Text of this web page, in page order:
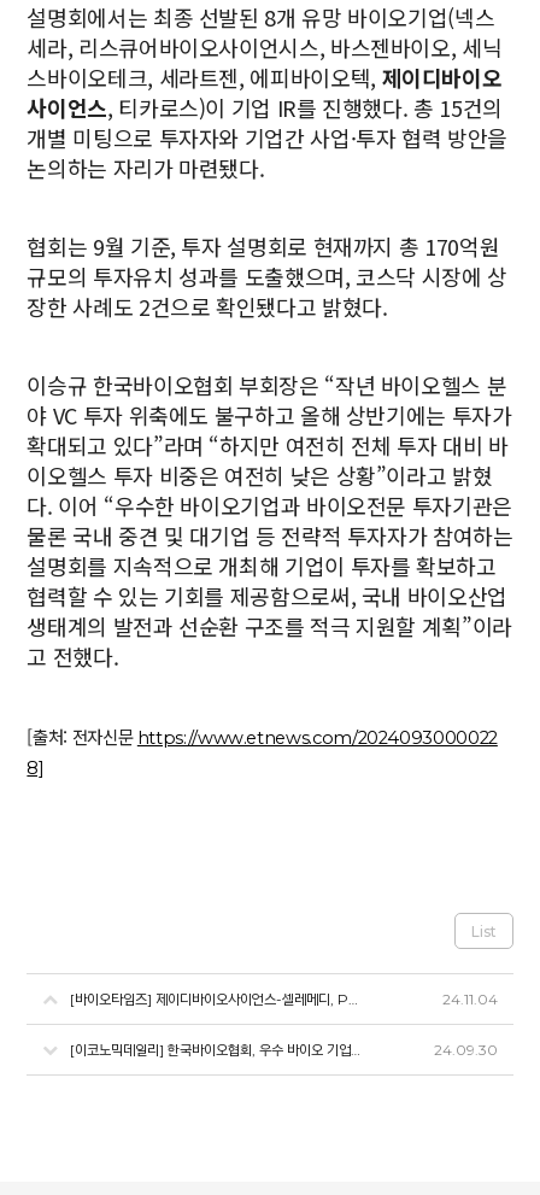
설명회에서는 최종 선발된 8개 유망 바이오기업(넥스
세라, 리스큐어바이오사이언시스, 바스젠바이오, 세닉
스바이오테크, 세라트젠, 에피바이오텍, 제이디바이오
사이언스, 티카로스)이 기업 IR를 진행했다. 총 15건의
개별 미팅으로 투자자와 기업간 사업·투자 협력 방안을
논의하는 자리가 마련됐다.
협회는 9월 기준, 투자 설명회로 현재까지 총 170억원
규모의 투자유치 성과를 도출했으며, 코스닥 시장에 상
장한 사례도 2건으로 확인됐다고 밝혔다.
이승규 한국바이오협회 부회장은 “작년 바이오헬스 분
야 VC 투자 위축에도 불구하고 올해 상반기에는 투자가
확대되고 있다”라며 “하지만 여전히 전체 투자 대비 바
이오헬스 투자 비중은 여전히 낮은 상황”이라고 밝혔
다. 이어 “우수한 바이오기업과 바이오전문 투자기관은
물론 국내 중견 및 대기업 등 전략적 투자자가 참여하는
설명회를 지속적으로 개최해 기업이 투자를 확보하고
협력할 수 있는 기회를 제공함으로써, 국내 바이오산업
생태계의 발전과 선순환 구조를 적극 지원할 계획”이라
고 전했다.
[출처: 전자신문 https://www.etnews.com/2024093000022
8]
List
[바이오타임즈] 제이디바이오사이언스-셀레메디, PDC 공동 개발 위한 MOU 체결 24.11.04
[이코노믹데일리] 한국바이오협회, 우수 바이오 기업 후속 투자유치 설명회 개최 24.09.30